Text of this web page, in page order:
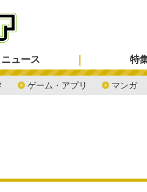
ニュース
ゲーム・アプリ マンガ
特